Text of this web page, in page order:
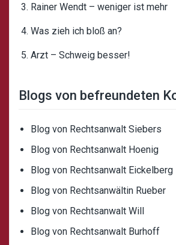
Rainer Wendt – weniger ist mehr
Was zieh ich bloß an?
Arzt – Schweig besser!
Blogs von befreundeten
Blog von Rechtsanwalt Siebers
Blog von Rechtsanwalt Hoenig
Blog von Rechtsanwalt Eickelberg
Blog von Rechtsanwältin Rueber
Blog von Rechtsanwalt Will
Blog von Rechtsanwalt Burhoff